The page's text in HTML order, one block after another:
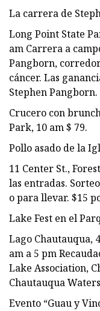
La carrera de
Long Point State
am Carrera a
Pangborn,
cáncer. Las
Stephen Pangborn.
Crucero con
Park, 10 am $ 79.
Pollo asado de la
11 Center St.,
las entradas.
o para llevar. $15
Lake Fest en el
Lago Chautauqua,
am a 5 pm
Lake Association,
Chautauqua
Evento “Guau y